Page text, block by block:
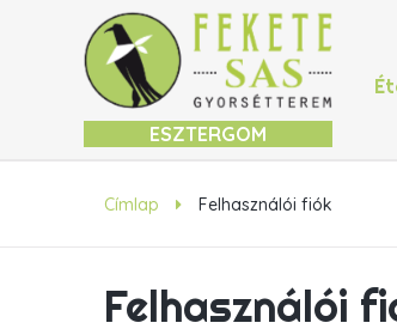
ESZTERGOM
Címlap Felhasználói fiók
Felhasználói